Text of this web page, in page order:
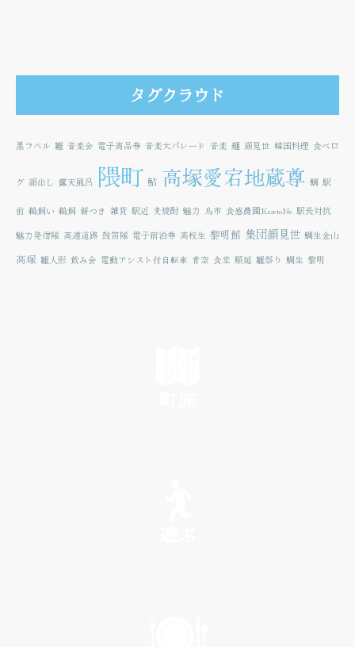
タグクラウド
黒ラベル 雛 音楽会 電子商品券 音楽大パレード 音楽 麺 顔見世 韓国料理 食べロ
グ 顔出し 露天風呂 隈町 鮎 高塚愛宕地蔵尊 鯛 駅
前 鵜飼い 鵜飼 餅つき 雑貨 駅近 麦焼酎 魅力 鳥市 食感農園KazetoNe 駅長対抗
魅力発信隊 高速道路 鼓笛隊 電子宿泊券 高校生 黎明館 集団顔見世 鯛生金山
高塚 雛人形 飲み会 電動アシスト付自転車 青空 食堂 順延 雛祭り 鯛生 黎明